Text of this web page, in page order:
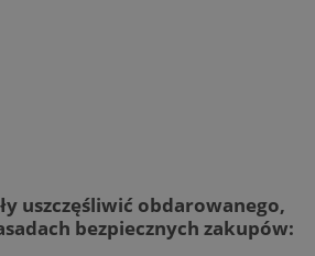
uszczęśliwić obdarowanego,
bezpiecznych zakupów: